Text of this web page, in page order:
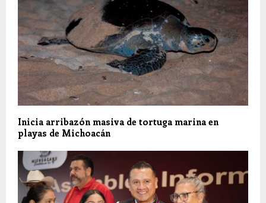
Inicia arribazón masiva de tortuga marina en
playas de Michoacán